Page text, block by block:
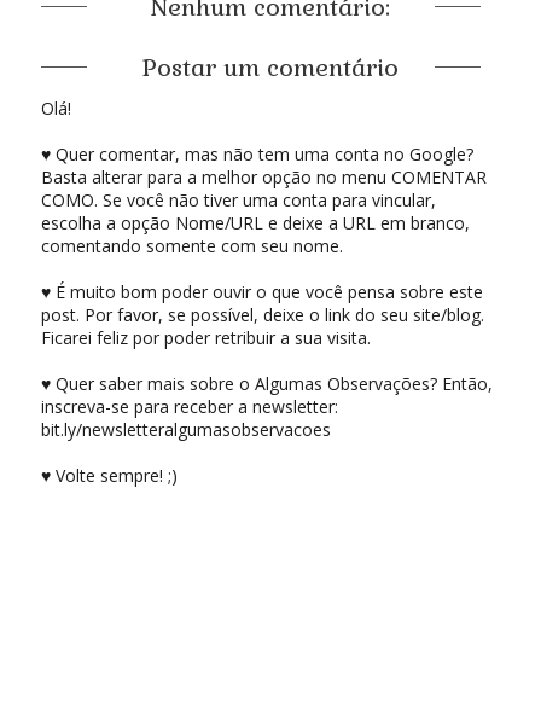
Nenhum comentário:
Postar um comentário
Olá!
♥ Quer comentar, mas não tem uma conta no Google?
Basta alterar para a melhor opção no menu COMENTAR
COMO. Se você não tiver uma conta para vincular,
escolha a opção Nome/URL e deixe a URL em branco,
comentando somente com seu nome.
♥ É muito bom poder ouvir o que você pensa sobre este
post. Por favor, se possível, deixe o link do seu site/blog.
Ficarei feliz por poder retribuir a sua visita.
♥ Quer saber mais sobre o Algumas Observações? Então,
inscreva-se para receber a newsletter:
bit.ly/newsletteralgumasobservacoes
♥ Volte sempre! ;)